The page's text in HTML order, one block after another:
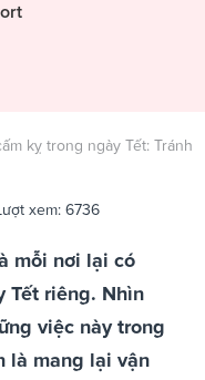
kỵ trong ngày Tết: Tránh
xem: 6736
mỗi nơi lại có
Tết riêng. Nhìn
việc này trong
là mang lại vận